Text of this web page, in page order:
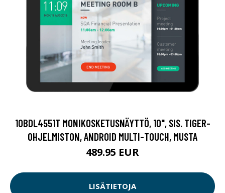
10BDL4551T MONIKOSKETUSNÄYTTÖ, 10", SIS. TIGER-
OHJELMISTON, ANDROID MULTI-TOUCH, MUSTA
489.95 EUR
LISÄTIETOJA